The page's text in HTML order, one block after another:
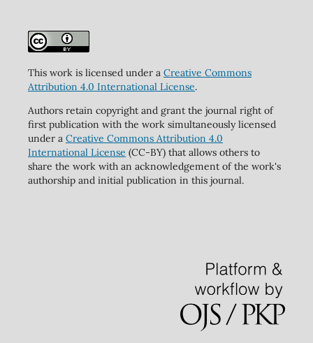
This work is licensed under a Creative Commons
Attribution 4.0 International License.
Authors retain copyright and grant the journal right of
first publication with the work simultaneously licensed
under a Creative Commons Attribution 4.0
International License (CC-BY) that allows others to
share the work with an acknowledgement of the work's
authorship and initial publication in this journal.